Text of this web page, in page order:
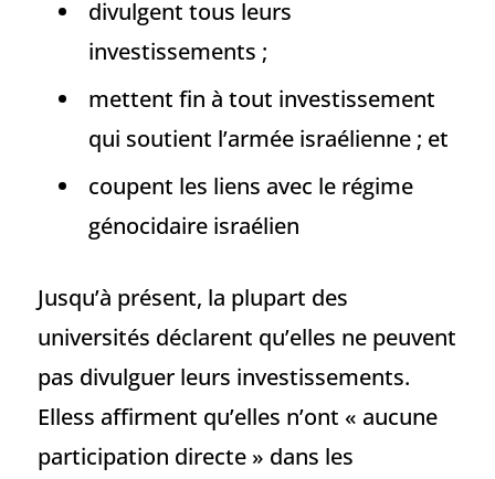
divulgent tous leurs
investissements ;
mettent fin à tout investissement
qui soutient l’armée israélienne ; et
coupent les liens avec le régime
génocidaire israélien
Jusqu’à présent, la plupart des
universités déclarent qu’elles ne peuvent
pas divulguer leurs investissements.
Elless affirment qu’elles n’ont « aucune
participation directe » dans les